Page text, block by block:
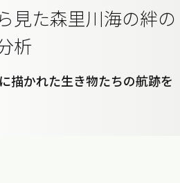
見た森里川海の絆の
析
かれた生き物たちの航跡を